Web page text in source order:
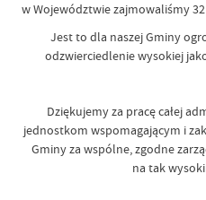
w Województwie zajmowaliśmy
Jest to dla naszej Gminy
odzwierciedlenie wysokiej
Dziękujemy za pracę całej
jednostkom wspomagającym i
Gminy za wspólne, zgodne
na tak